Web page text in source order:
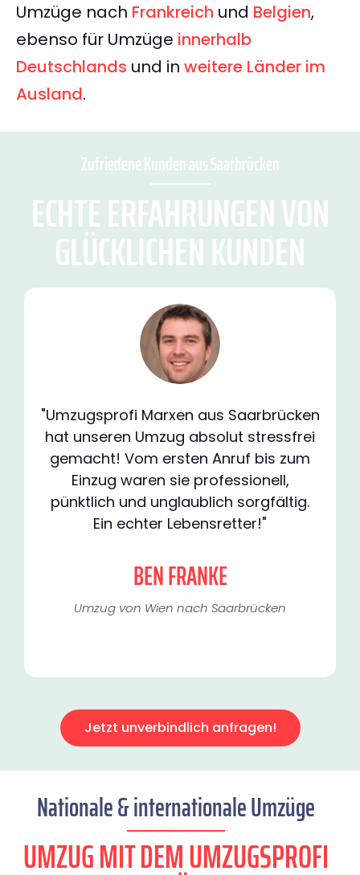
Umzüge nach Frankreich und Belgien,
ebenso für Umzüge innerhalb
Deutschlands und in weitere Länder im
Ausland.
Zufriedene Kunden aus Saarbrücken
ECHTE ERFAHRUNGEN VON
GLÜCKLICHEN KUNDEN
"Umzugsprofi Marxen aus Saarbrücken
hat unseren Umzug absolut stressfrei
gemacht! Vom ersten Anruf bis zum
Einzug waren sie professionell,
pünktlich und unglaublich sorgfältig.
Ein echter Lebensretter!"
BEN FRANKE
Umzug von Wien nach Saarbrücken
Jetzt unverbindlich anfragen!
Nationale & internationale Umzüge
UMZUG MIT DEM UMZUGSPROFI